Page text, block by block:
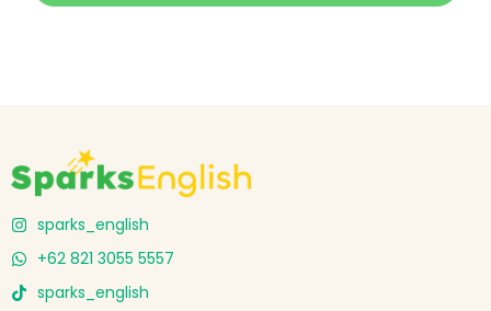
sparks_english
+62 821 3055 5557
sparks_english